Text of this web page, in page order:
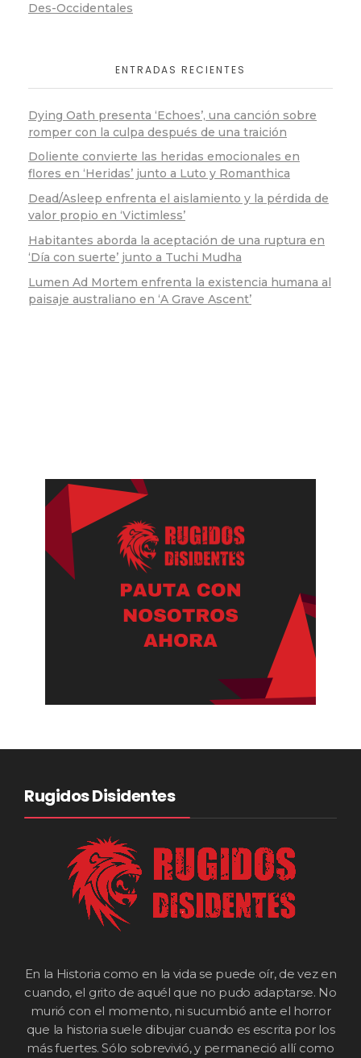
Des-Occidentales
ENTRADAS RECIENTES
Dying Oath presenta ‘Echoes’, una canción sobre
romper con la culpa después de una traición
Doliente convierte las heridas emocionales en
flores en ‘Heridas’ junto a Luto y Romanthica
Dead/Asleep enfrenta el aislamiento y la pérdida de
valor propio en ‘Victimless’
Habitantes aborda la aceptación de una ruptura en
‘Día con suerte’ junto a Tuchi Mudha
Lumen Ad Mortem enfrenta la existencia humana al
paisaje australiano en ‘A Grave Ascent’
Rugidos Disidentes
En la Historia como en la vida se puede oír, de vez en
cuando, el grito de aquél que no pudo adaptarse. No
murió con el momento, ni sucumbió ante el horror
que la historia suele dibujar cuando es escrita por los
más fuertes. Sólo sobrevivió, y permaneció allí como